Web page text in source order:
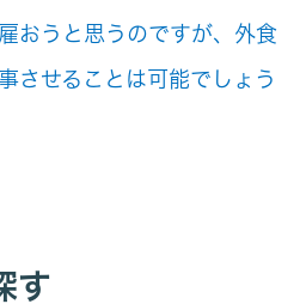
おうと思うのですが、外食
させることは可能でしょう
す